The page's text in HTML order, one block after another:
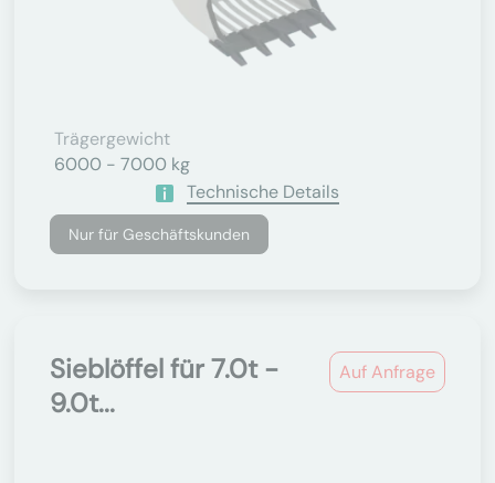
Trägergewicht
6000 - 7000 kg
Technische Details
Nur für Geschäftskunden
Auf Anfrage
Sieblöffel für 7.0t -
9.0t...